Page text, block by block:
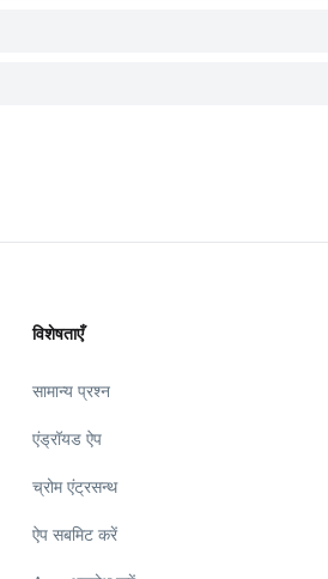
विशेषताएँ
सामान्य प्रश्न
एंड्रॉयड ऐप
च्रोम एंट्रसन्थ
ऐप सबमिट करें